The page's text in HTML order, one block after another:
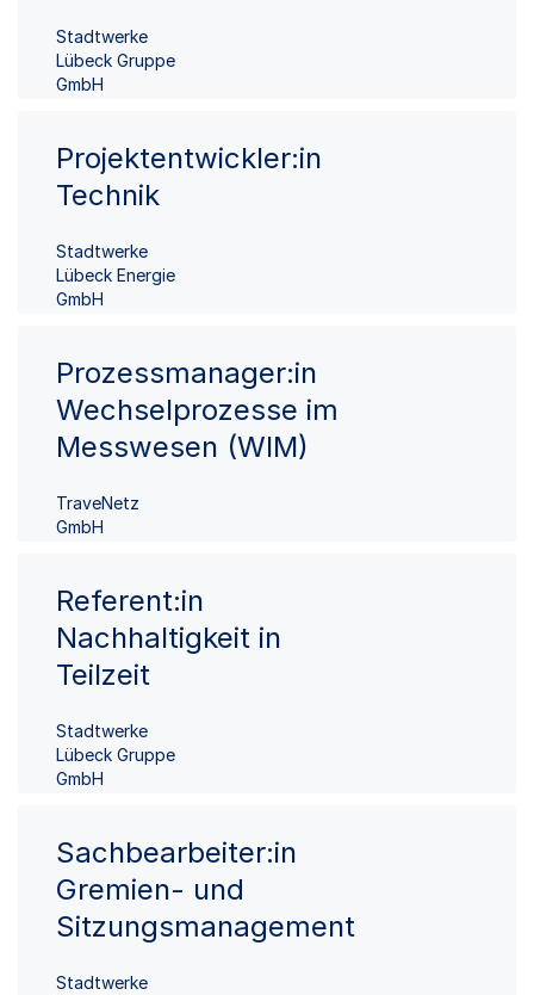
Stadtwerke
Lübeck Gruppe
GmbH
Projektentwickler:in
Technik
Stadtwerke
Lübeck Energie
GmbH
Prozessmanager:in
Wechselprozesse im
Messwesen (WIM)
TraveNetz
GmbH
Referent:in
Nachhaltigkeit in
Teilzeit
Stadtwerke
Lübeck Gruppe
GmbH
Sachbearbeiter:in
Gremien- und
Sitzungsmanagement
Stadtwerke